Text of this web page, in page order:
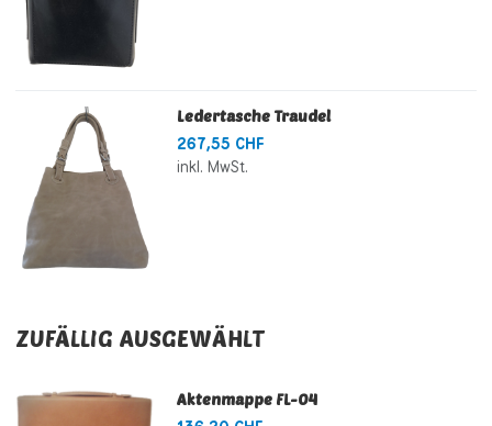
Ledertasche Traudel
267,55 CHF
inkl. MwSt.
ZUFÄLLIG AUSGEWÄHLT
Aktenmappe FL-04